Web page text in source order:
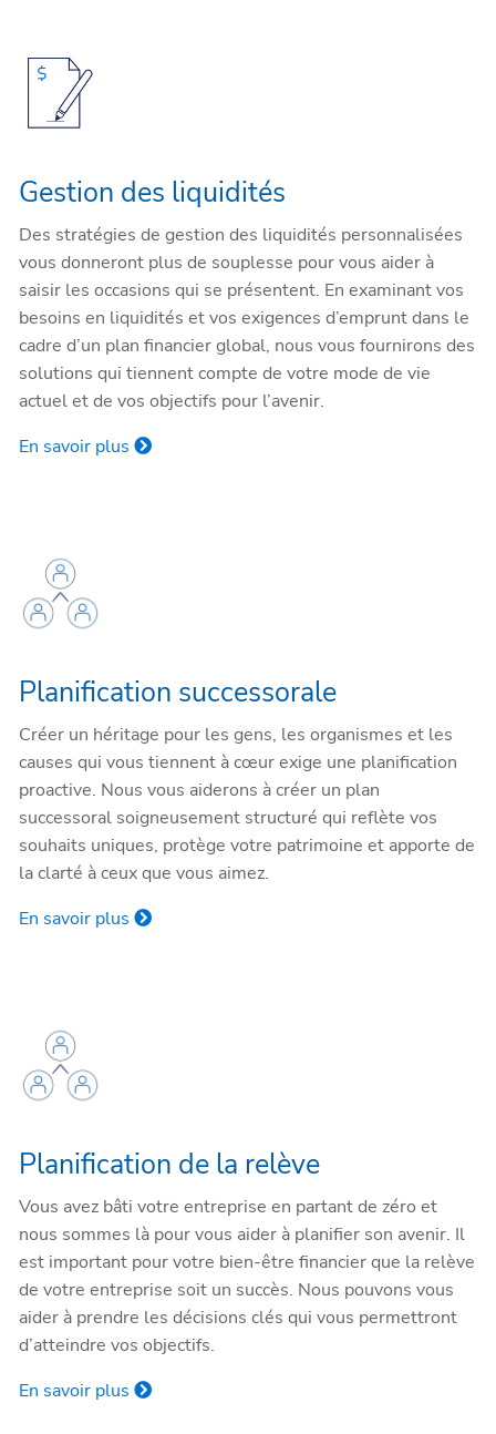
Gestion des liquidités
Des stratégies de gestion des liquidités personnalisées
vous donneront plus de souplesse pour vous aider à
saisir les occasions qui se présentent. En examinant vos
besoins en liquidités et vos exigences d’emprunt dans le
cadre d’un plan financier global, nous vous fournirons des
solutions qui tiennent compte de votre mode de vie
actuel et de vos objectifs pour l’avenir.
En savoir plus
Planification successorale
Créer un héritage pour les gens, les organismes et les
causes qui vous tiennent à cœur exige une planification
proactive. Nous vous aiderons à créer un plan
successoral soigneusement structuré qui reflète vos
souhaits uniques, protège votre patrimoine et apporte de
la clarté à ceux que vous aimez.
En savoir plus
Planification de la relève
Vous avez bâti votre entreprise en partant de zéro et
nous sommes là pour vous aider à planifier son avenir. Il
est important pour votre bien-être financier que la relève
de votre entreprise soit un succès. Nous pouvons vous
aider à prendre les décisions clés qui vous permettront
d’atteindre vos objectifs.
En savoir plus